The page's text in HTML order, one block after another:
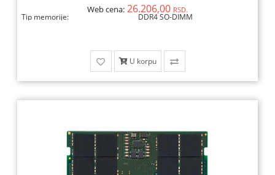
Web cena: 26.206,00 RSD.
Tip memorije: DDR4 SO-DIMM
U korpu